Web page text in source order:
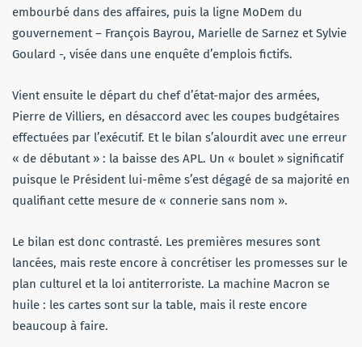
embourbé dans des affaires, puis la ligne MoDem du
gouvernement – François Bayrou, Marielle de Sarnez et Sylvie
Goulard -, visée dans une enquête d’emplois fictifs.
Vient ensuite le départ du chef d’état-major des armées,
Pierre de Villiers, en désaccord avec les coupes budgétaires
effectuées par l’exécutif. Et le bilan s’alourdit avec une erreur
« de débutant » : la baisse des APL. Un « boulet » significatif
puisque le Président lui-même s’est dégagé de sa majorité en
qualifiant cette mesure de « connerie sans nom ».
Le bilan est donc contrasté. Les premières mesures sont
lancées, mais reste encore à concrétiser les promesses sur le
plan culturel et la loi antiterroriste. La machine Macron se
huile : les cartes sont sur la table, mais il reste encore
beaucoup à faire.